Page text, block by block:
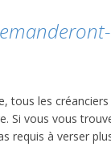
tous les
Si vous vous
requis à verser